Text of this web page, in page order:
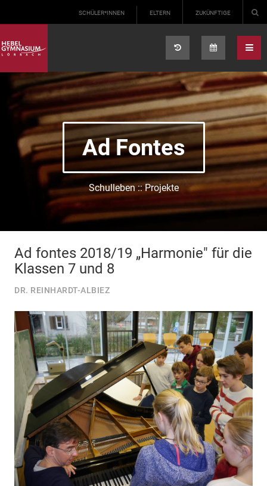
SCHÜLER*INNEN ELTERN ZUKÜNFTIGE
Ad Fontes
Schulleben :: Projekte
Ad fontes 2018/19 „Harmonie" für die
Klassen 7 und 8
DR. REINHARDT-ALBIEZ